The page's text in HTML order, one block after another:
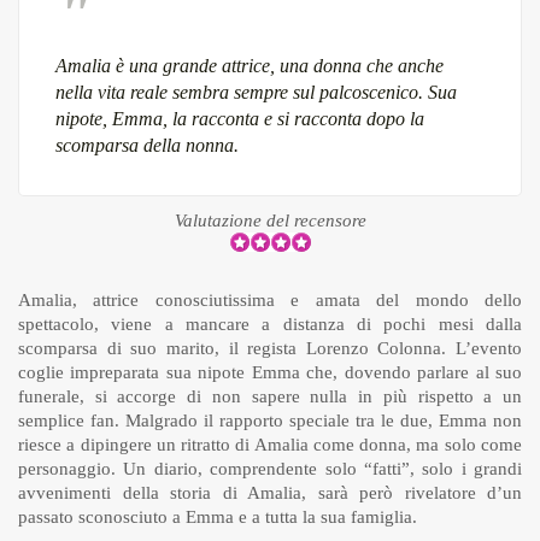
Amalia è una grande attrice, una donna che anche
nella vita reale sembra sempre sul palcoscenico. Sua
nipote, Emma, la racconta e si racconta dopo la
scomparsa della nonna.
Valutazione del recensore
Amalia, attrice conosciutissima e amata del mondo dello
spettacolo, viene a mancare a distanza di pochi mesi dalla
scomparsa di suo marito, il regista Lorenzo Colonna. L’evento
coglie impreparata sua nipote Emma che, dovendo parlare al suo
funerale, si accorge di non sapere nulla in più rispetto a un
semplice fan. Malgrado il rapporto speciale tra le due, Emma non
riesce a dipingere un ritratto di Amalia come donna, ma solo come
personaggio. Un diario, comprendente solo “fatti”, solo i grandi
avvenimenti della storia di Amalia, sarà però rivelatore d’un
passato sconosciuto a Emma e a tutta la sua famiglia.